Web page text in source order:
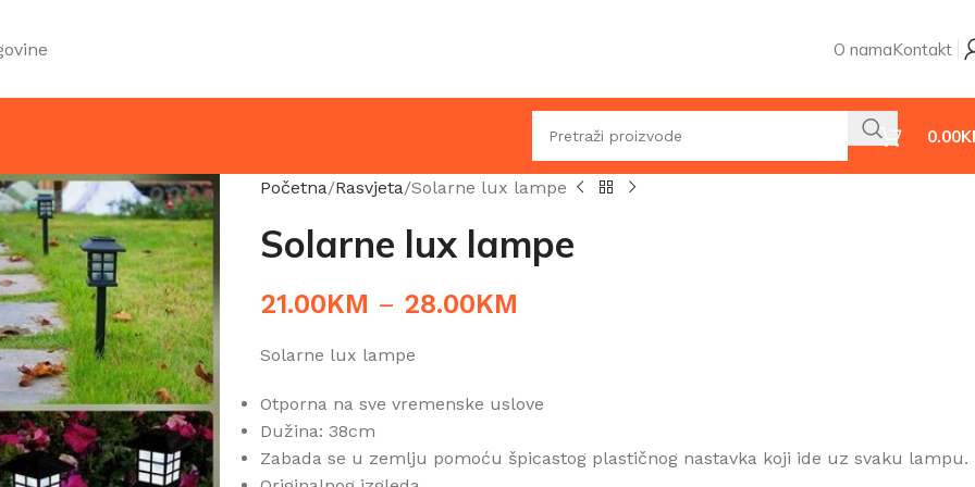
O namaKontakt
0.00
Početna Rasvjeta Solarne lux lampe
Solarne lux lampe
21.00KM – 28.00KM
Solarne lux lampe
Otporna na sve vremenske uslove
Dužina: 38cm
Zabada se u zemlju pomoću špicastog plastičnog nastavka koji ide uz svaku lampu.